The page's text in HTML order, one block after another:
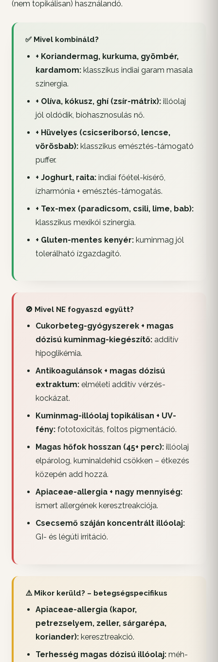
(nem topikálisan) használandó.
✅ Mivel kombináld?
+ Koriandermag, kurkuma, gyömbér,
kardamom:klasszikus indiai garam masala
szinergia.
+ Olíva, kókusz, ghí (zsír-mátrix):illóolaj
jól oldódik, biohasznosulás nő.
+ Hüvelyes (csicseriborsó, lencse,
vörösbab):klasszikus emésztés-támogató
puffer.
+ Joghurt, raita:indiai főétel-kísérő,
ízharmónia + emésztés-támogatás.
+ Tex-mex (paradicsom, csili, lime, bab):
klasszikus mexikói szinergia.
+ Gluten-mentes kenyér:kuminmag jól
tolerálható ízgazdagító.
🚫 Mivel NE fogyaszd együtt?
Cukorbeteg-gyógyszerek + magas
dózisú kuminmag-kiegészítő:additív
hipoglikémia.
Antikoagulánsok + magas dózisú
extraktum:elméleti additív vérzés-
kockázat.
Kuminmag-illóolaj topikálisan + UV-
fény:fototoxicitás, foltos pigmentáció.
Magas hőfok hosszan (45+ perc):illóolaj
elpárolog, kuminaldehid csökken – étkezés
közepén add hozzá.
Apiaceae-allergia + nagy mennyiség:
ismert allergének keresztreakciója.
Csecsemő száján koncentrált illóolaj:
GI- és légúti irritáció.
⚠️ Mikor kerüld? – betegségspecifikus
Apiaceae-allergia (kapor,
petrezselyem, zeller, sárgarépa,
koriander):keresztreakció.
Terhesség magas dózisú illóolaj:méh-